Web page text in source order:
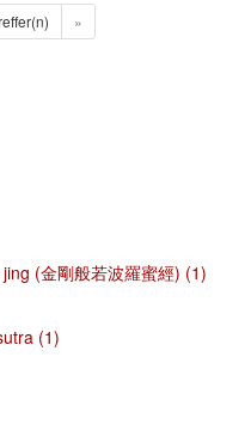
»
(金剛般若波羅蜜經) (1)
(1)